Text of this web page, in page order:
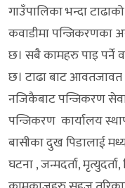
गाउँपालिका भन्दा
कवाडीमा पन्जिकरणका
छ। सबै कामहरु पाइ पर्ने
छ। टाढा बाट
नजिकैबाट पन्जिकरण
पन्जिकरण कार्यालय
बासीका दुख पिडालाई
घटना , जन्मदर्ता,